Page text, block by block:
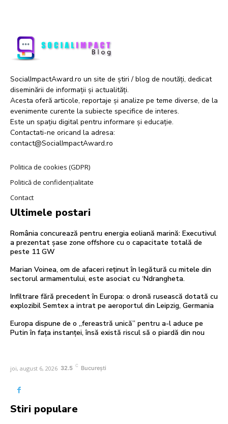
SocialImpactAward.ro un site de știri / blog de noutăți, dedicat
diseminării de informații și actualități.
Acesta oferă articole, reportaje și analize pe teme diverse, de la
evenimente curente la subiecte specifice de interes.
Este un spațiu digital pentru informare și educație.
Contactati-ne oricand la adresa:
contact@SocialImpactAward.ro
Politica de cookies (GDPR)
Politică de confidențialitate
Contact
Ultimele postari
România concurează pentru energia eoliană marină: Executivul
a prezentat șase zone offshore cu o capacitate totală de
peste 11 GW
Marian Voinea, om de afaceri reținut în legătură cu mitele din
sectorul armamentului, este asociat cu ‘Ndrangheta.
Infiltrare fără precedent în Europa: o dronă rusească dotată cu
explozibil Semtex a intrat pe aeroportul din Leipzig, Germania
Europa dispune de o „fereastră unică” pentru a-l aduce pe
Putin în fața instanței, însă există riscul să o piardă din nou
joi, august 6, 2026 32.5 C București
Stiri populare